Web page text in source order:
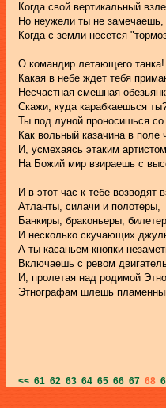
Когда свой вертикальный
Но неужели ты не замечаешь,
Когда с земли несется
О командир летающего танка!
Какая в небе ждет тебя
Несчастная смешная
Скажи, куда карабкаешься
Ты под луной проносишься со
Как вольный казачина в поле
И, усмехаясь этаким
На Божий мир взираешь с
И в этот час к тебе возводят
Атланты, силачи и полотеры,
Банкиры, браконьеры,
И несколько скучающих
А ты касаньем кнопки
Включаешь с ревом
И, пролетая над родимой
Этнографам шлешь
<< 61 62 63 64 65 66 67 68